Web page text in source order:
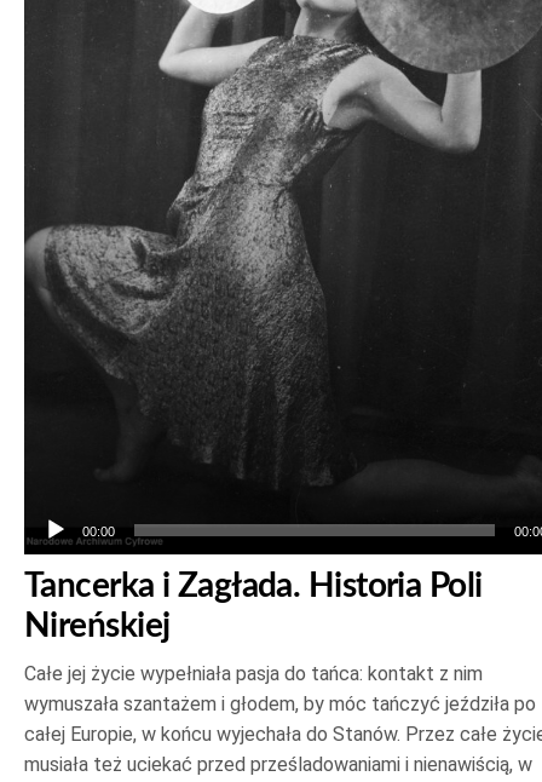
00:00
Tancerka i Zagłada. Historia Poli
Nireńskiej
Całe jej życie wypełniała pasja do tańca: kontakt z nim
wymuszała szantażem i głodem, by móc tańczyć jeździła po
całej Europie, w końcu wyjechała do Stanów. Przez całe
musiała też uciekać przed prześladowaniami i nienawiścią, w